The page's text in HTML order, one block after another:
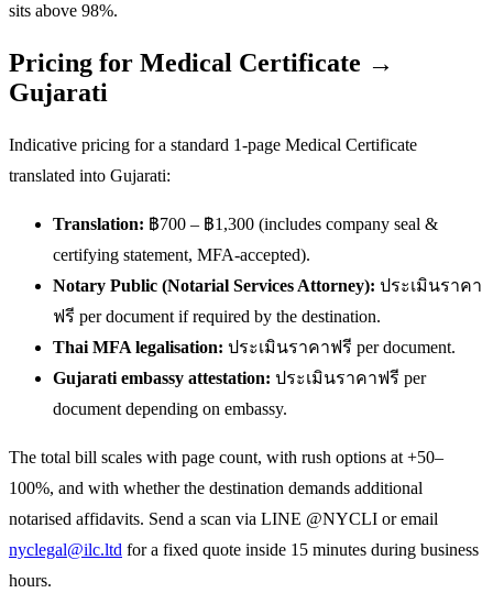
sits above 98%.
Pricing for Medical Certificate →
Gujarati
Indicative pricing for a standard 1-page Medical Certificate
translated into Gujarati:
Translation: ฿700 – ฿1,300 (includes company seal &
certifying statement, MFA-accepted).
Notary Public (Notarial Services Attorney): ประเมินราคา
ฟรี per document if required by the destination.
Thai MFA legalisation: ประเมินราคาฟรี per document.
Gujarati embassy attestation: ประเมินราคาฟรี per
document depending on embassy.
The total bill scales with page count, with rush options at +50–
100%, and with whether the destination demands additional
notarised affidavits. Send a scan via LINE @NYCLI or email
nyclegal@ilc.ltd for a fixed quote inside 15 minutes during business
hours.